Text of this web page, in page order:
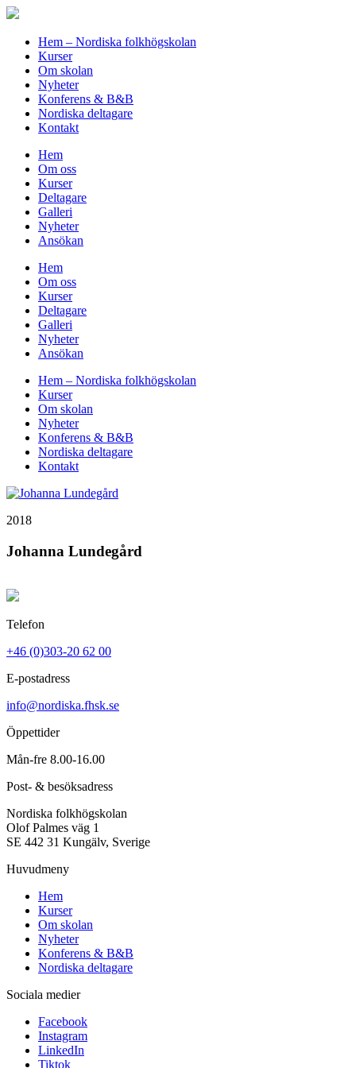
Hem – Nordiska folkhögskolan
Kurser
Om skolan
Nyheter
Konferens & B&B
Nordiska deltagare
Kontakt
Hem
Om oss
Kurser
Deltagare
Galleri
Nyheter
Ansökan
Hem
Om oss
Kurser
Deltagare
Galleri
Nyheter
Ansökan
Hem – Nordiska folkhögskolan
Kurser
Om skolan
Nyheter
Konferens & B&B
Nordiska deltagare
Kontakt
2018
Johanna Lundegård
Telefon
+46 (0)303-20 62 00
E-postadress
info@nordiska.fhsk.se
Öppettider
Mån-fre 8.00-16.00
Post- & besöksadress
Nordiska folkhögskolan
Olof Palmes väg 1
SE 442 31 Kungälv, Sverige
Huvudmeny
Hem
Kurser
Om skolan
Nyheter
Konferens & B&B
Nordiska deltagare
Sociala medier
Facebook
Instagram
LinkedIn
Tiktok